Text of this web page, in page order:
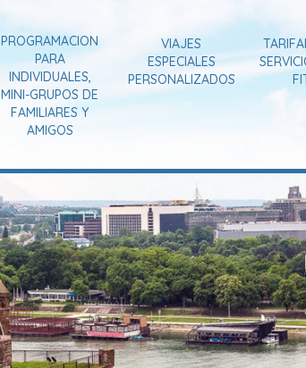
PROGRAMACION
PARA
INDIVIDUALES,
MINI-GRUPOS DE
FAMILIARES Y
AMIGOS
VIAJES
ESPECIALES
PERSONALIZADOS